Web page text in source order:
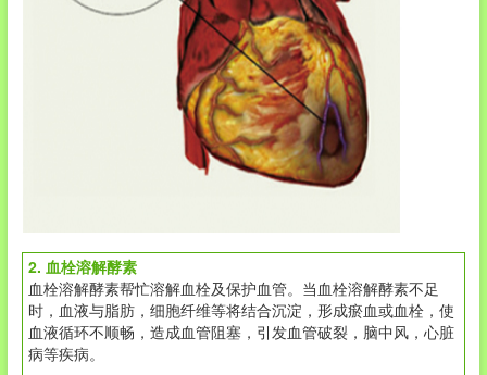
2. 血栓溶解酵素
血栓溶解酵素帮忙溶解血栓及保护血管。当血栓溶解酵素不足
时，血液与脂肪，细胞纤维等将结合沉淀，形成瘀血或血栓，使
血液循环不顺畅，造成血管阻塞，引发血管破裂，脑中风，心脏
病等疾病。